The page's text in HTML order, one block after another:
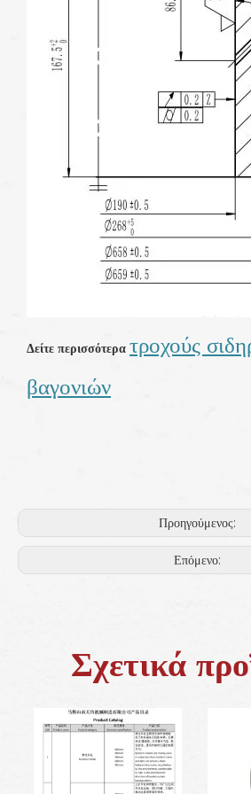
Δείτε περισσότερα τροχούς
βαγονιών
Προηγούμενος:
Επόμενο:
Σχετικά